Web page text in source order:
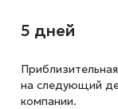
5 дней
на следующий
компании.